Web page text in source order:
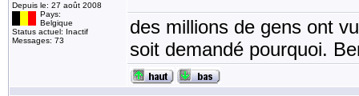
Depuis le: 27 août 2008
Pays:
Belgique
Status actuel: Inactif
Messages: 73
des millions de gens ont
soit demandé pourquoi.